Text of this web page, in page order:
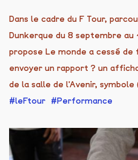
Dans le cadre du F Tour,
Dunkerque du 8 septembre
propose Le monde a cessé
envoyer un rapport ? un
de la salle de l'Avenir, symbole
leFtour
Performance